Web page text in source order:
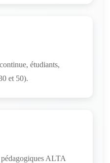
étudiants,
et 50).
ALTA